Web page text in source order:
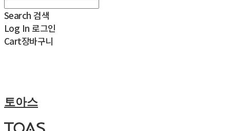
Search 검색
Log In 로그인
Cart장바구니
토아스